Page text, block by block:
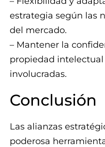
estrategia según las
del mercado.
– Mantener la
propiedad
involucradas.
Conclusión
Las alianzas
poderosa